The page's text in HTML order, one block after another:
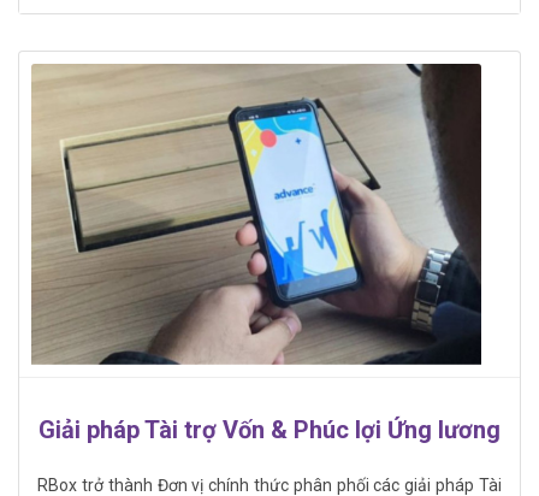
Giải pháp Tài trợ Vốn & Phúc lợi Ứng lương
RBox trở thành Đơn vị chính thức phân phối các giải pháp Tài